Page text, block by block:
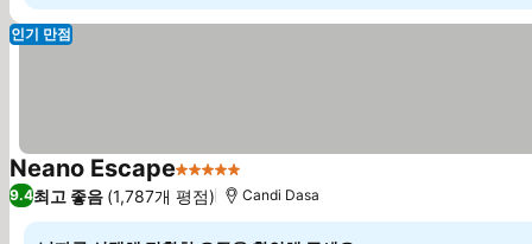
인기 만점
Neano Escape5 성급
9.4최고 좋음 (1,787개 평점) Candi Dasa